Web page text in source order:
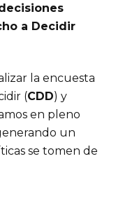
a Decidir
la encuesta
(CDD) y
en pleno
un
se tomen de